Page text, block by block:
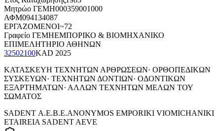
Μητρώο ΓΕΜΗ000359001000
ΑΦΜ094134087
ΕΡΓΑΖΟΜΕΝΟΙ~72
Γραφείο ΓΕΜΗΕΜΠΟΡΙΚΟ & ΒΙΟΜΗΧΑΝΙΚΟ
ΕΠΙΜΕΛΗΤΗΡΙΟ ΑΘΗΝΩΝ
32502100KAD 2025
ΚΑΤΑΣΚΕΥΗ ΤΕΧΝΗΤΩΝ ΑΡΘΡΩΣΕΩΝ· ΟΡΘΟΠΕΔΙΚΩΝ
ΣΥΣΚΕΥΩΝ· ΤΕΧΝΗΤΩΝ ΔΟΝΤΙΩΝ· ΟΔΟΝΤΙΚΩΝ
ΕΞΑΡΤΗΜΑΤΩΝ· ΑΛΛΩΝ ΤΕΧΝΗΤΩΝ ΜΕΛΩΝ ΤΟΥ
ΣΩΜΑΤΟΣ
SADENT Α.Ε.Β.Ε.ANONYMOS EMPORIKI VIOMICHANIKI
ETAIREIA SADENT AEVE